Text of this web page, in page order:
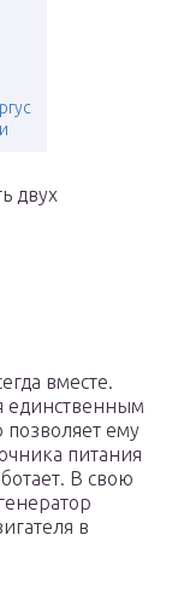
двух
вместе.
единственным
ему
питания
В свою
в